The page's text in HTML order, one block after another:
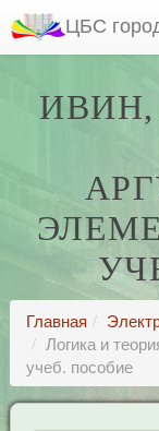
ЦБС
Главная
Логика и
учеб. пособие